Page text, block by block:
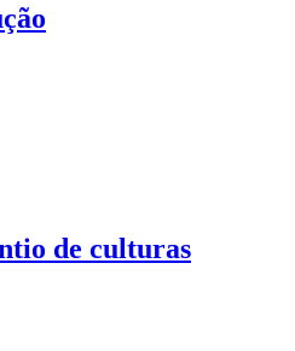
de culturas